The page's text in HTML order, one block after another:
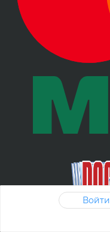
Войти